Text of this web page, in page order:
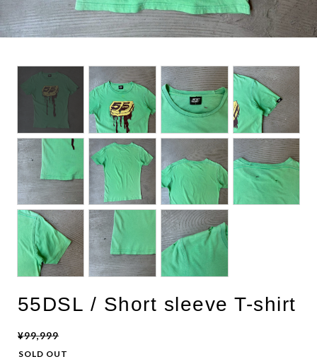
BOTTOMS
DESIGNERS ARCHIVES
55DSL / Short sleeve T-shirt
¥99,999
SOLD OUT